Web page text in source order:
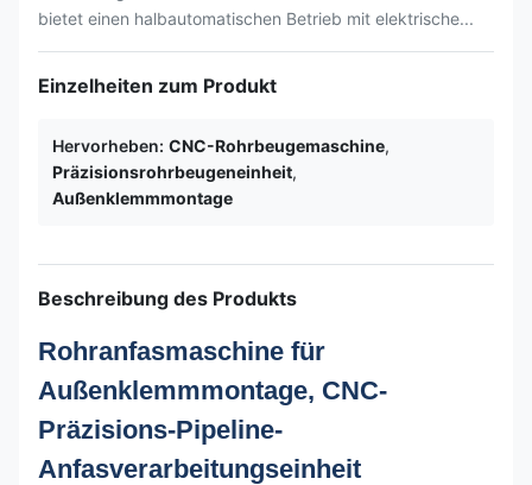
bietet einen halbautomatischen Betrieb mit elektrische...
Einzelheiten zum Produkt
Hervorheben: CNC-Rohrbeugemaschine,
Präzisionsrohrbeugeneinheit,
Außenklemmmontage
Beschreibung des Produkts
Rohranfasmaschine für
Außenklemmmontage, CNC-
Präzisions-Pipeline-
Anfasverarbeitungseinheit